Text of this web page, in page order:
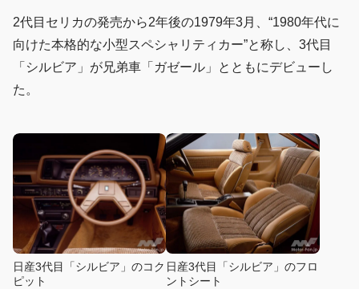
2代目セリカの発売から2年後の1979年3月、“1980年代に
向けた本格的な小型スペシャリティカー”と称し、3代目
「シルビア」が兄弟車「ガゼール」とともにデビューし
た。
日産3代目「シルビア」のコク
ピット
日産3代目「シルビア」のフロ
ントシート